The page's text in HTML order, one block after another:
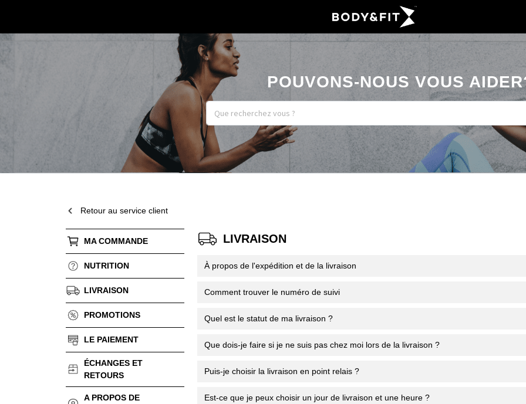
POUVONS-NOUS VOUS
Retour au service client
MA COMMANDE
NUTRITION
LIVRAISON
PROMOTIONS
LE PAIEMENT
ÉCHANGES ET
RETOURS
A PROPOS DE
LIVRAISON
À propos de l'expédition et de la livraison
Comment trouver le numéro de suivi
Quel est le statut de ma livraison ?
Que dois-je faire si je ne suis pas chez moi lors de la livraison ?
Puis-je choisir la livraison en point relais ?
Est-ce que je peux choisir un jour de livraison et une heure ?